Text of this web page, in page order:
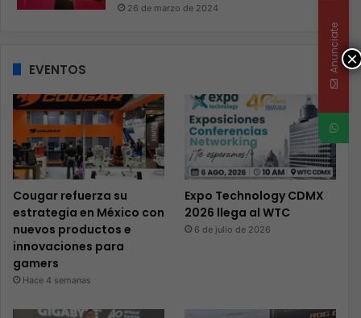
26 de marzo de 2024
EVENTOS
Cougar refuerza su
estrategia en México con
nuevos productos e
innovaciones para
gamers
Hace 4 semanas
Expo Technology CDMX
2026 llega al WTC
6 de julio de 2026
×
Anunciate